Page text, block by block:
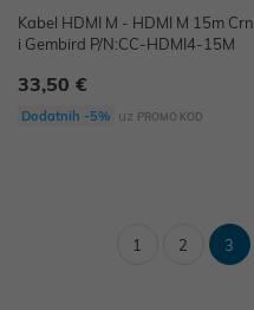
Kabel HDMI M - HDMI M 15m Crn
i Gembird P/N:CC-HDMI4-15M
33,50 €
Dodatnih -5% uz PROMO KOD
1 2 3